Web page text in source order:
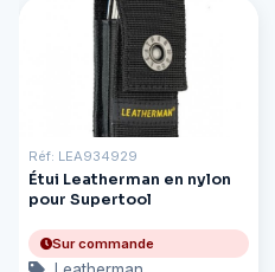
Réf: LEA934929
Étui Leatherman en nylon
pour Supertool
Sur commande